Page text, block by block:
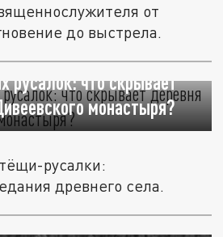
от
до выстрела.
русалок: что скрывает
монастыря?
русалки:
древнего села.